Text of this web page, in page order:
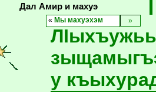
Дал Амир и махуэ
« Мы махуэхэм
у